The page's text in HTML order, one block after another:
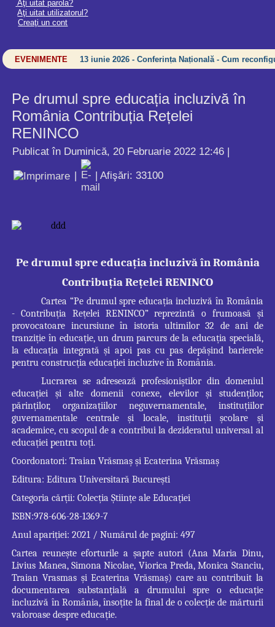
Aţi uitat parola?
Aţi uitat utilizatorul?
Creaţi un cont
EVENIMENTE 13 iunie 2026 - Conferința Națională - Cum
Pe drumul spre educația incluzivă în
România Contribuția Rețelei
RENINCO
Publicat în Duminică, 20 Februarie 2022 12:46 |
| Afişări: 33100
Pe drumul spre educația incluzivă în România
Contribuția Rețelei RENINCO
Cartea “Pe drumul spre educația incluzivă în România
- Contribuția Rețelei RENINCO” reprezintă o frumoasă și
provocatoare incursiune în istoria ultimilor 32 de ani de
tranziție în educație, un drum parcurs de la educația specială,
la educația integrată și apoi pas cu pas depășind barierele
pentru construcția educației incluzive în România.
Lucrarea se adresează profesioniștilor din domeniul
educației și alte domenii conexe, elevilor și studenților,
părinților, organizațiilor neguvernamentale, instituțiilor
guvernamentale centrale și locale, instituții școlare și
academice, cu scopul de a contribui la dezideratul universal al
educației pentru toți.
Coordonatori: Traian Vrăsmaș și Ecaterina Vrăsmaș
Editura: Editura Universitară București
Categoria cărții: Colecția Științe ale Educației
ISBN:978-606-28-1369-7
Anul apariției: 2021 / Numărul de pagini: 497
Cartea reunește eforturile a șapte autori (Ana Maria Dinu,
Livius Manea, Simona Nicolae, Viorica Preda, Monica Stanciu,
Traian Vrasmas și Ecaterina Vrăsmaș) care au contribuit la
documentarea substanțială a drumului spre o educație
incluzivă în România, însoțite la final de o colecție de mărturii
valoroase despre educație.